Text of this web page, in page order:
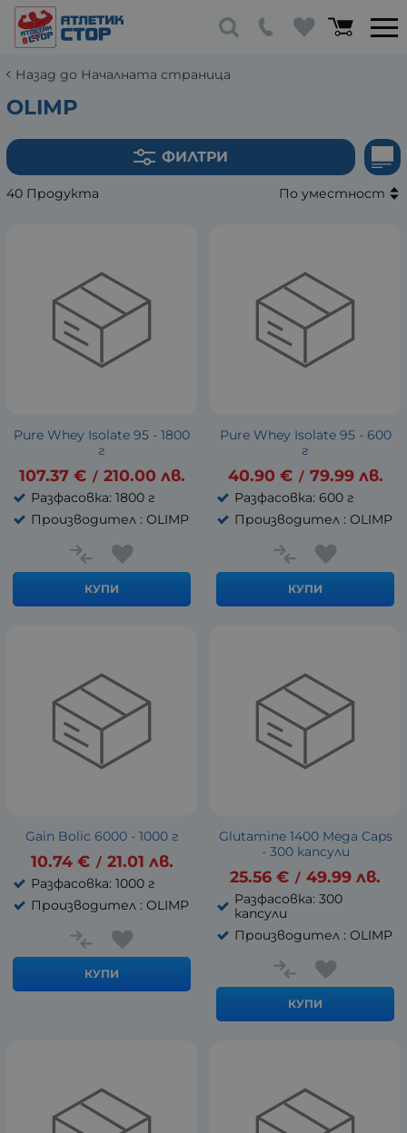
Назад до Началната страница
OLIMP
ФИЛТРИ
40 Продукта По уместност
Pure Whey Isolate 95 - 1800
г
107.37 € / 210.00 лв.
Разфасовка: 1800 г
Производител : OLIMP
КУПИ
Pure Whey Isolate 95 - 600
г
40.90 € / 79.99 лв.
Разфасовка: 600 г
Производител : OLIMP
КУПИ
Gain Bolic 6000 - 1000 г
10.74 € / 21.01 лв.
Разфасовка: 1000 г
Производител : OLIMP
КУПИ
Glutamine 1400 Mega Caps
- 300 капсули
25.56 € / 49.99 лв.
Разфасовка: 300
капсули
Производител : OLIMP
КУПИ